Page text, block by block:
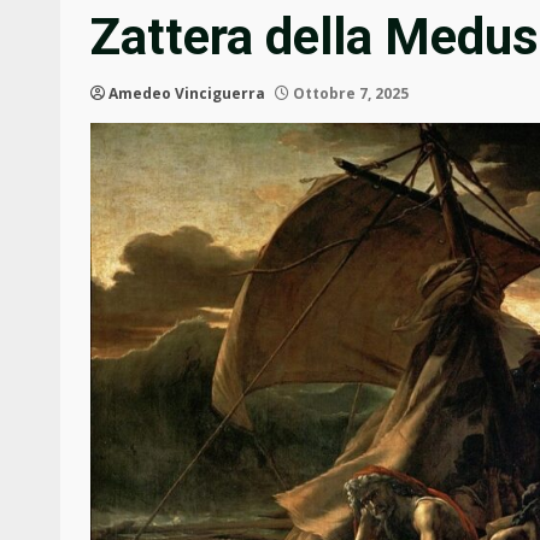
Zattera della
Amedeo Vinciguerra Ottobre 7, 2025